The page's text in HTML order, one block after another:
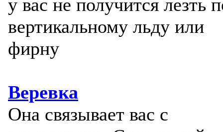
у вас не получится лезть
вертикальному льду или
фирну
Веревка
Она связывает вас с